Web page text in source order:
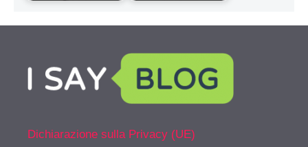
Dichiarazione sulla Privacy (UE)